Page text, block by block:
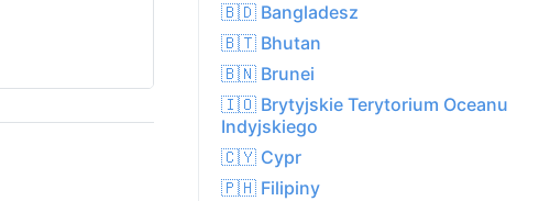
🇧🇩 Bangladesz
🇧🇹 Bhutan
🇧🇳 Brunei
🇮🇴 Brytyjskie Terytorium Oceanu
Indyjskiego
🇨🇾 Cypr
🇵🇭 Filipiny